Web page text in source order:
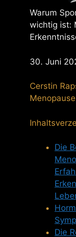
Warum
wichtig ist:
30. Juni
Cerstin
Menopause
Die
Die